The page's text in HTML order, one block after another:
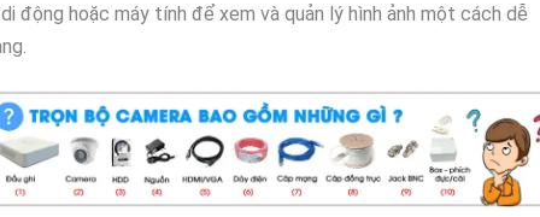
động hoặc máy tính để xem và quản lý hình ảnh một cách dễ